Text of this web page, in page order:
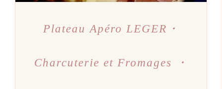
Plateau Apéro LEGER・
Charcuterie et Fromages ・